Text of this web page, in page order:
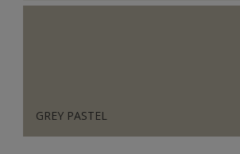
GREY PASTEL